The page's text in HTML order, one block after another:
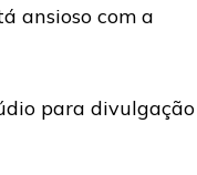
ansioso com a
para divulgação